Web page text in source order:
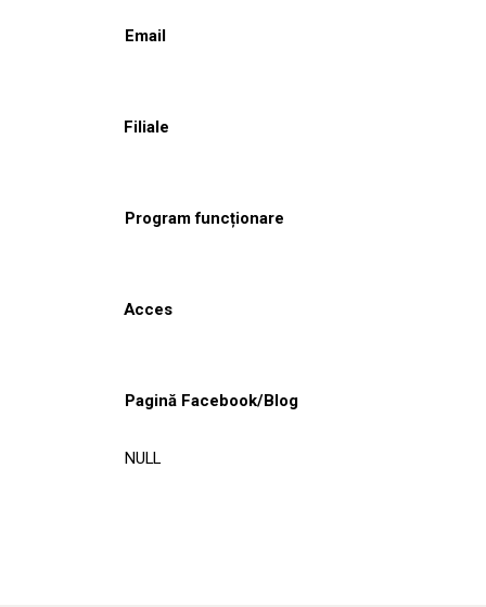
Email
Filiale
Program funcționare
Acces
Pagină Facebook/Blog
NULL